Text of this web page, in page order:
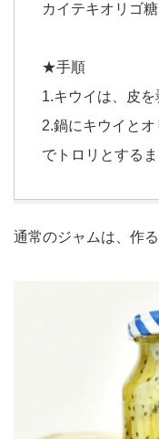
カイテキオリゴ
★手順
1.キウイは、皮を
2.鍋にキウイと
でトロリとするま
通常のジャムは、作